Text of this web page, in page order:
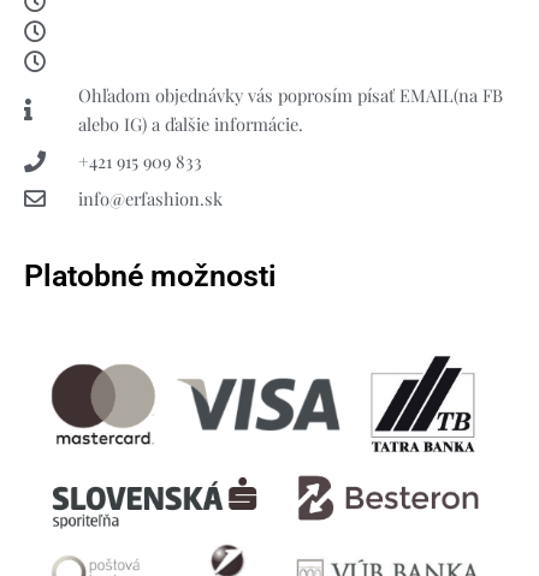
Ohľadom objednávky vás poprosím písať EMAIL(na FB
alebo IG) a ďalšie informácie.
+421 915 909 833
info@erfashion.sk
Platobné možnosti